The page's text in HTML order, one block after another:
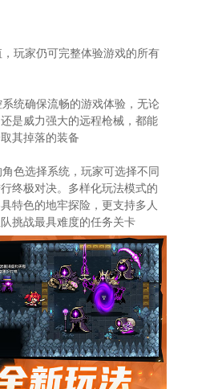
玩家仍可完整体验游戏的所有
统确保流畅的游戏体验，无论
是威力强大的远程枪械，都能
其掉落的装备
色选择系统，玩家可选择不同
终极对决。多样化玩法模式的
特色的地牢探险，更支持多人
挑战最具难度的任务关卡